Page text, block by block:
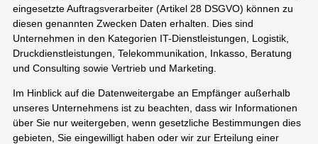
eingesetzte Auftragsverarbeiter (Artikel 28 DSGVO) können zu
diesen genannten Zwecken Daten erhalten. Dies sind
Unternehmen in den Kategorien IT-Dienstleistungen, Logistik,
Druckdienstleistungen, Telekommunikation, Inkasso, Beratung
und Consulting sowie Vertrieb und Marketing.
Im Hinblick auf die Datenweitergabe an Empfänger außerhalb
unseres Unternehmens ist zu beachten, dass wir Informationen
über Sie nur weitergeben, wenn gesetzliche Bestimmungen dies
gebieten, Sie eingewilligt haben oder wir zur Erteilung einer